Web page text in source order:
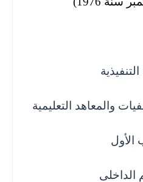
التنفيذية
والمعاهد التعليمية
الأول
الداخلى